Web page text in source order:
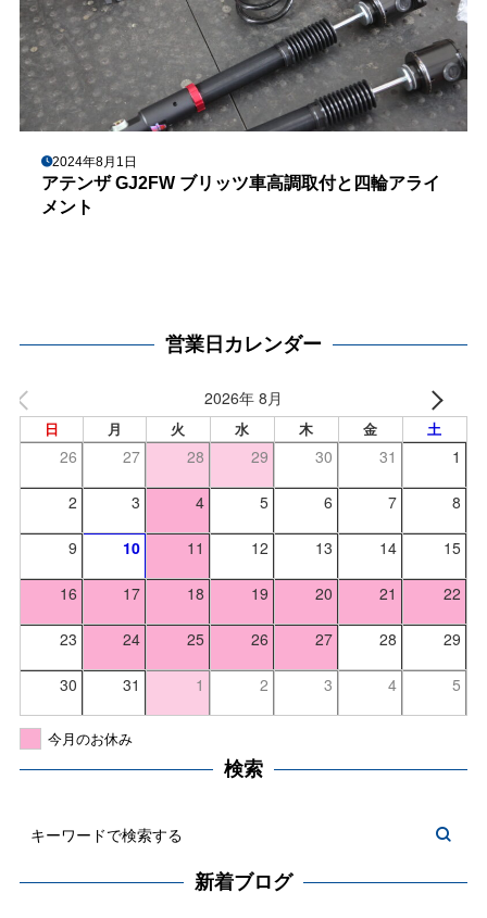
2024年8月1日
アテンザ GJ2FW ブリッツ車高調取付と四輪アライ
メント
営業日カレンダー
2026年 8月
日 月 火 水 木 金 土
26 27 28 29 30 31 1
2 3 4 5 6 7 8
9 10 11 12 13 14 15
16 17 18 19 20 21 22
23 24 25 26 27 28 29
30 31 1 2 3 4 5
今月のお休み
検索
新着ブログ